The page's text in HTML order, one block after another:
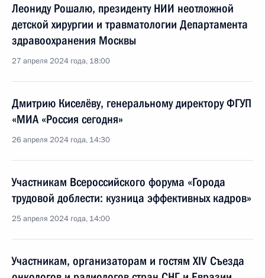
Леониду Рошалю, президенту НИИ неотложной
детской хирургии и травматологии Департамента
здравоохранения Москвы
27 апреля 2024 года, 18:00
Дмитрию Киселёву, генеральному директору ФГУП
«МИА «Россия сегодня»
26 апреля 2024 года, 14:30
Участникам Всероссийского форума «Города
трудовой доблести: кузница эффективных кадров»
25 апреля 2024 года, 14:00
Участникам, организаторам и гостям XIV Съезда